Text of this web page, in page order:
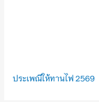
ประเพณีให้ทานไฟ 2569